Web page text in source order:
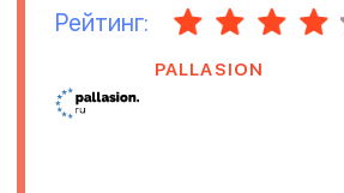
Рейтинг:
PALLASION